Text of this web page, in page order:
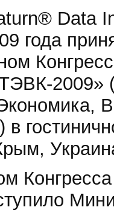
Data
года
2009»
в